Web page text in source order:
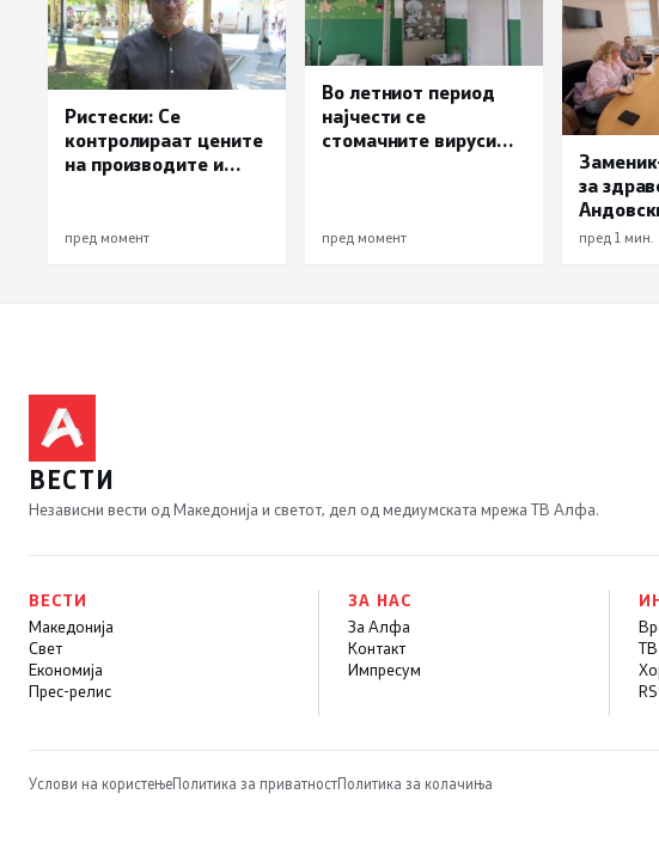
Ристески: Се
контролираат цените
на производите и
мерки
пред момент
Во летниот период
најчести се
стомачните вируси
пред момент
за
со
пред 1 мин.
ВЕСТИ
Независни вести од Македонија и светот, дел од медиумската мрежа ТВ Алфа.
ВЕСТИ
Македонија
Свет
Економија
Прес-релис
ЗА НАС
За Алфа
Контакт
Импресум
Услови на користењеПолитика за приватностПолитика за колачиња